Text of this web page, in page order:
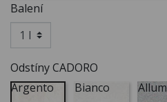
Balení
Odstíny CADORO
Argento
Bianco